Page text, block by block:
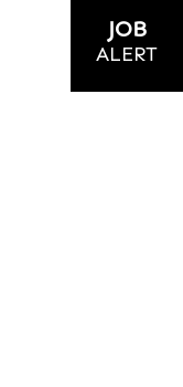
JOB
ALERT